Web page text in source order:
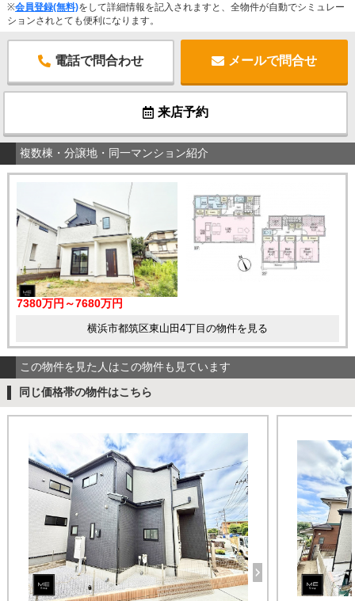
※会員登録(無料)をして詳細情報を記入されますと、全物件が自動でシミュレー
ションされとても便利になります。
電話で問合わせ メールで問合せ
来店予約
複数棟・分譲地・同一マンション紹介
7380万円～7680万円
横浜市都筑区東山田4丁目の物件を見る
この物件を見た人はこの物件も見ています
同じ価格帯の物件はこちら